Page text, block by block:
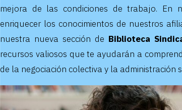
mejora de las condiciones de trabajo. En
enriquecer los conocimientos de nuestros
nuestra nueva sección de Biblioteca
recursos valiosos que te ayudarán a
de la negociación colectiva y la administración